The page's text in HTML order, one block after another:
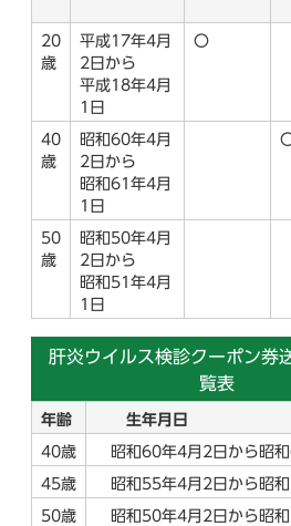
20
歳
平成17年4月
2日から
平成18年4月
1日
〇
40
歳
昭和60年4月
2日から
昭和61年4月
1日
50
歳
昭和50年4月
2日から
昭和51年4月
1日
肝炎ウイルス検診クーポン券
覧表
年齢 生年月日
40歳 昭和60年4月2日から昭
45歳 昭和55年4月2日から昭
50歳 昭和50年4月2日から昭